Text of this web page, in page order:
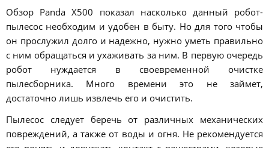
Обзор Panda X500 показал насколько данный робот-
пылесос необходим и удобен в быту. Но для того чтобы
он прослужил долго и надежно, нужно уметь правильно
с ним обращаться и ухаживать за ним. В первую очередь
робот нуждается в своевременной очистке
пылесборника. Много времени это не займет,
достаточно лишь извлечь его и очистить.
Пылесос следует беречь от различных механических
повреждений, а также от воды и огня. Не рекомендуется